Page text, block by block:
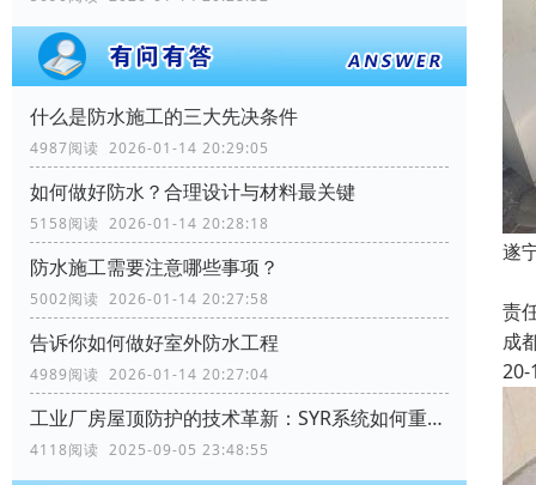
什么是防水施工的三大先决条件
4987阅读 2026-01-14 20:29:05
如何做好防水？合理设计与材料最关键
5158阅读 2026-01-14 20:28:18
防水施工需要注意哪些事项？
5002阅读 2026-01-14 20:27:58
告诉你如何做好室外防水工程
4989阅读 2026-01-14 20:27:04
工业厂房屋顶防护的技术革新：SYR系统如何重塑行业标准
4118阅读 2025-09-05 23:48:55
遂
责
成
20-